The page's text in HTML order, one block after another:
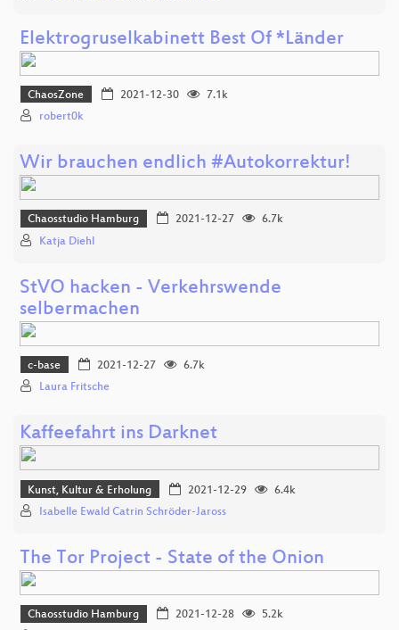
Elektrogruselkabinett Best Of *Länder
ChaosZone 2021-12-30
7.1k
robert0k
Wir brauchen endlich #Autokorrektur!
Chaosstudio Hamburg 2021-12-27
6.7k
Katja Diehl
StVO hacken - Verkehrswende
selbermachen
c-base 2021-12-27
6.7k
Laura Fritsche
Kaffeefahrt ins Darknet
Kunst, Kultur & Erholung 2021-12-29
6.4k
Isabelle Ewald Catrin Schröder-Jaross
The Tor Project - State of the Onion
Chaosstudio Hamburg 2021-12-28 5.2k